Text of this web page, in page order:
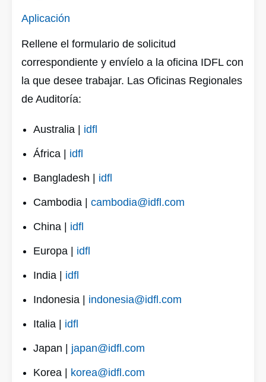
Aplicación
Rellene el formulario de solicitud
correspondiente y envíelo a la oficina IDFL con
la que desee trabajar. Las Oficinas Regionales
de Auditoría:
Australia | idfl
África | idfl
Bangladesh | idfl
Cambodia | cambodia@idfl.com
China | idfl
Europa | idfl
India | idfl
Indonesia | indonesia@idfl.com
Italia | idfl
Japan | japan@idfl.com
Korea | korea@idfl.com